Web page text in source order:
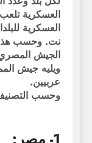
العسكرية
العسكرية
نت. وحسب هذا
الجيش المصري
ويليه جيش
عربيين.
وحسب